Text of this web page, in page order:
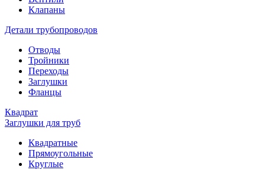
Клапаны
Детали трубопроводов
Отводы
Тройники
Переходы
Заглушки
Фланцы
Квадрат
Заглушки для труб
Квадратные
Прямоугольные
Круглые